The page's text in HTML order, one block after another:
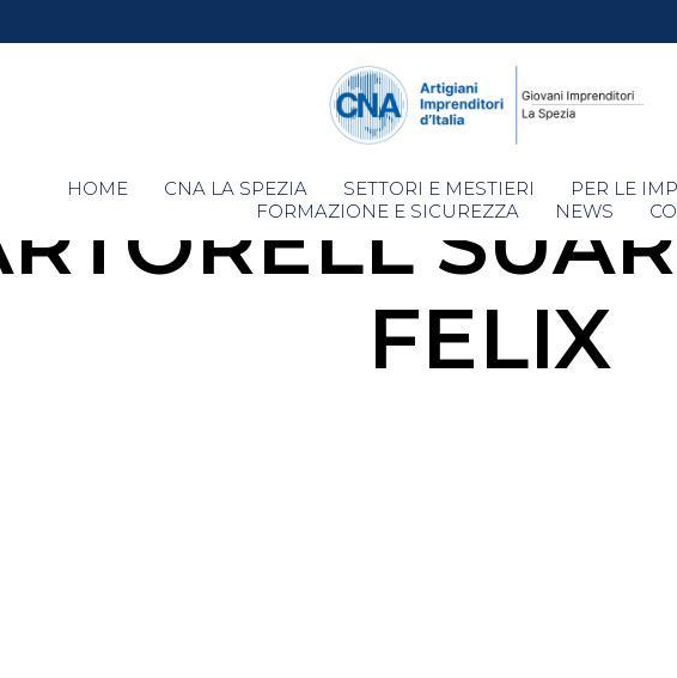
Skip
to
HOME CNA LA SPEZIA SETTORI E MESTIERI PER LE
FORMAZIONE E SICUREZZA
NEWS
FELIX